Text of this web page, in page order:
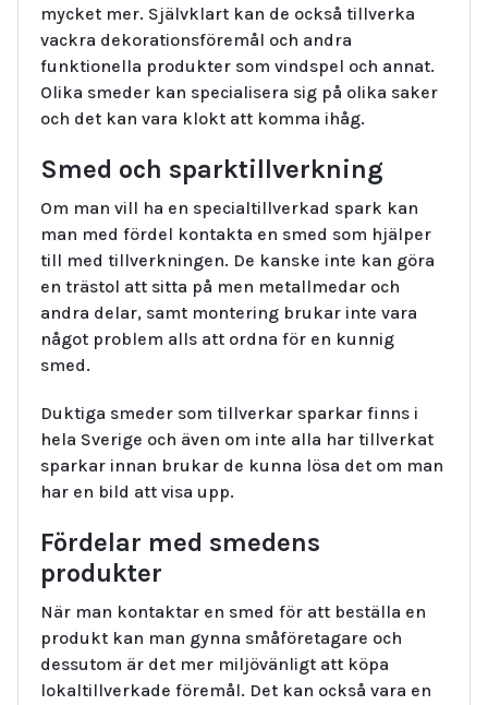
mycket mer. Självklart kan de också tillverka
vackra dekorationsföremål och andra
funktionella produkter som vindspel och annat.
Olika smeder kan specialisera sig på olika saker
och det kan vara klokt att komma ihåg.
Smed och sparktillverkning
Om man vill ha en specialtillverkad spark kan
man med fördel kontakta en smed som hjälper
till med tillverkningen. De kanske inte kan göra
en trästol att sitta på men metallmedar och
andra delar, samt montering brukar inte vara
något problem alls att ordna för en kunnig
smed.
Duktiga smeder som tillverkar sparkar finns i
hela Sverige och även om inte alla har tillverkat
sparkar innan brukar de kunna lösa det om man
har en bild att visa upp.
Fördelar med smedens
produkter
När man kontaktar en smed för att beställa en
produkt kan man gynna småföretagare och
dessutom är det mer miljövänligt att köpa
lokaltillverkade föremål. Det kan också vara en